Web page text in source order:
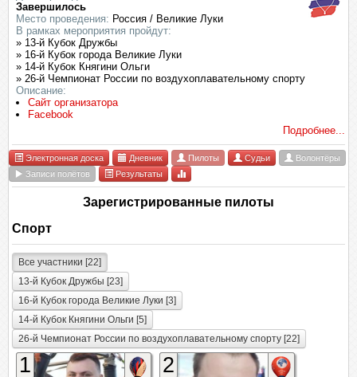
Завершилось
Место проведения: Россия / Великие Луки
В рамках мероприятия пройдут:
» 13-й Кубок Дружбы
» 16-й Кубок города Великие Луки
» 14-й Кубок Княгини Ольги
» 26-й Чемпионат России по воздухоплавательному спорту
Описание:
Сайт организатора
Facebook
Подробнее...
Электронная доска Дневник Пилоты Судьи
Волонтёры
Записи полётов
Результаты
Зарегистрированные пилоты
Спорт
Все участники [22]
13-й Кубок Дружбы [23]
16-й Кубок города Великие Луки [3]
14-й Кубок Княгини Ольги [5]
26-й Чемпионат России по воздухоплавательному спорту [22]
1 2